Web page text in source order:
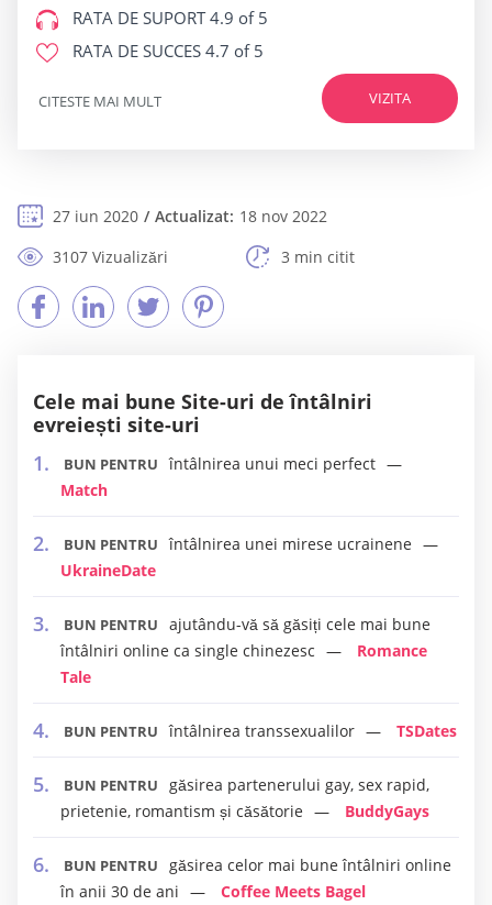
RATA DE SUPORT4.9 of 5
RATA DE SUCCES 4.7 of 5
VIZITA
CITESTE MAI MULT
27 iun 2020 Actualizat: 18 nov 2022
3107 Vizualizări
3 min citit
Cele mai bune Site-uri de întâlniri
evreiești site-uri
BUN PENTRU
întâlnirea unui meci perfect
Match
BUN PENTRU
întâlnirea unei mirese ucrainene
UkraineDate
BUN PENTRU
ajutându-vă să găsiți cele mai bune
întâlniri online ca single chinezesc
Romance
Tale
BUN PENTRU întâlnirea transsexualilor TSDates
BUN PENTRU
găsirea partenerului gay, sex rapid,
prietenie, romantism și căsătorie
BuddyGays
BUN PENTRU
găsirea celor mai bune întâlniri online
în anii 30 de ani
Coffee Meets Bagel